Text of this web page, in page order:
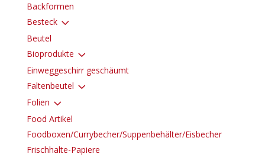
Backformen
Besteck3
Beutel
Bioprodukte 3
Einweggeschirr geschäumt
Faltenbeutel 3
Folien 3
Food Artikel
Foodboxen/Currybecher/Suppenbehälter/Eisbecher
Frischhalte-Papiere